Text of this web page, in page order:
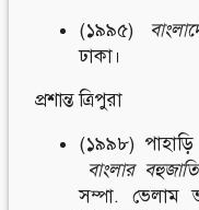
(১৯৯৫)
ঢাকা।
প্রশান্ত ত্রিপুরা
(১৯৯৮) পাহাড়ি
বাংলার বহুজাতি
সম্পা. ভেলাম